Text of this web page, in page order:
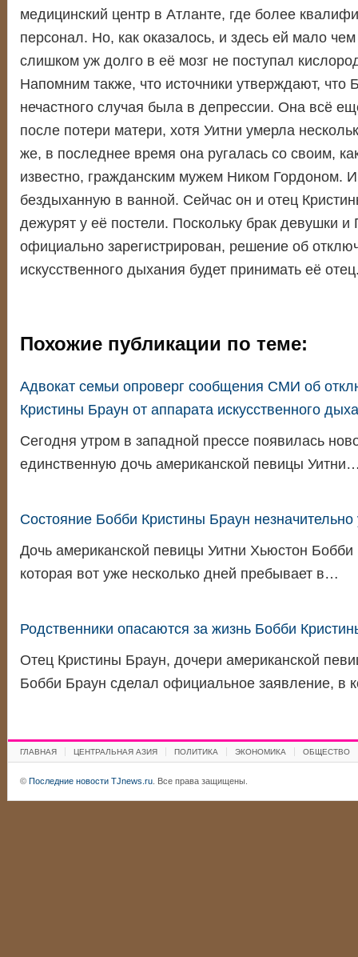
медицинский центр в Атланте, где более
персонал. Но, как оказалось, и здесь ей мало
слишком уж долго в её мозг не поступал
Напомним также, что источники утверждают, что
нечастного случая была в депрессии. Она всё
после потери матери, хотя Уитни умерла
же, в последнее время она ругалась со своим,
известно, гражданским мужем Ником Гордоном.
бездыханную в ванной. Сейчас он и отец
дежурят у её постели. Поскольку брак девушки
официально зарегистрирован, решение об
искусственного дыхания будет принимать её
Похожие публикации по теме:
Адвокат семьи опроверг сообщения СМИ об
Кристины Браун от аппарата искусственного
Сегодня утром в западной прессе появилась
единственную дочь американской певицы
Состояние Бобби Кристины Браун
Дочь американской певицы Уитни Хьюстон Бобби
которая вот уже несколько дней пребывает в…
Родственники опасаются за жизнь Бобби
Отец Кристины Браун, дочери американской
Бобби Браун сделал официальное заявление, в
ГЛАВНАЯ ЦЕНТРАЛЬНАЯ АЗИЯ ПОЛИТИКА ЭКОНОМИКА ОБЩЕСТВО
© Последние новости TJnews.ru. Все права защищены.